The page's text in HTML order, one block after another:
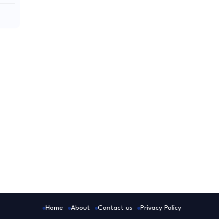
Home About Contact us Privacy Policy